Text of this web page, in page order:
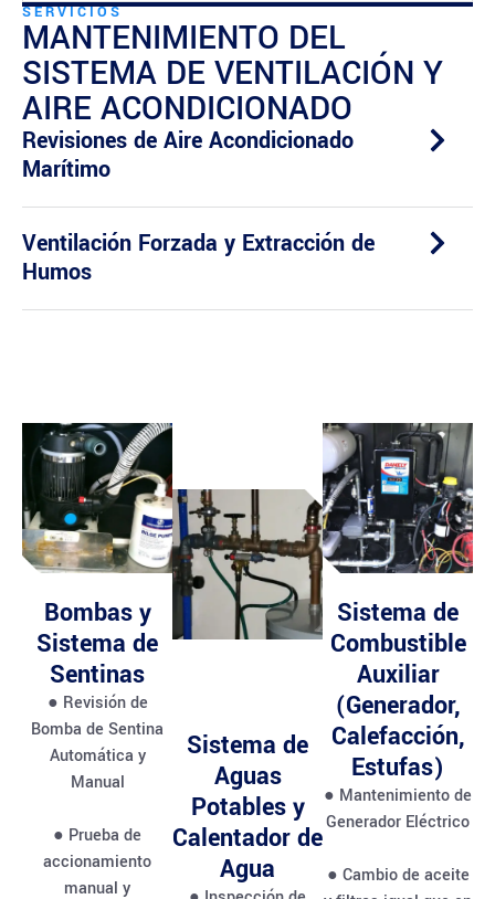
SERVICIOS
MANTENIMIENTO DEL
SISTEMA DE VENTILACIÓN Y
AIRE ACONDICIONADO
Revisiones de Aire Acondicionado
Marítimo
Ventilación Forzada y Extracción de
Humos
Bombas y
Sistema de
Sentinas
● Revisión de
Bomba de Sentina
Automática y
Manual
● Prueba de
accionamiento
manual y
Sistema de
Aguas
Potables y
Calentador de
Agua
Sistema de
Combustible
Auxiliar
(Generador,
Calefacción,
Estufas)
● Mantenimiento de
Generador Eléctrico
● Cambio de aceite